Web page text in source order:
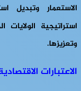
الاستعمار وتبديل
استراتيجية
وتعزيزها.
الاعتبارات